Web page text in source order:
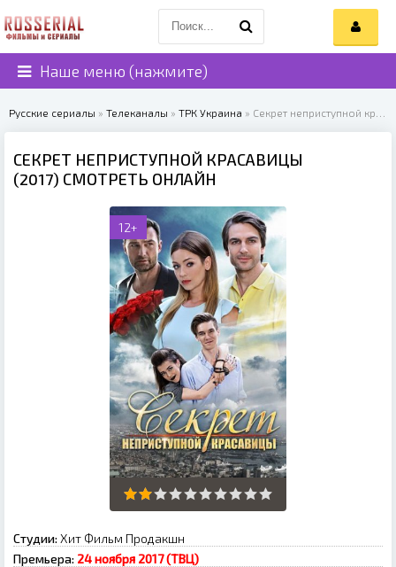
Наше меню (нажмите)
Русские сериалы » Телеканалы » ТРК Украина » Секрет неприступной красавицы (2017)
СЕКРЕТ НЕПРИСТУПНОЙ КРАСАВИЦЫ
(2017) СМОТРЕТЬ ОНЛАЙН
12+
Студии: Хит Фильм Продакшн
Премьера: 24 ноября 2017 (ТВЦ)